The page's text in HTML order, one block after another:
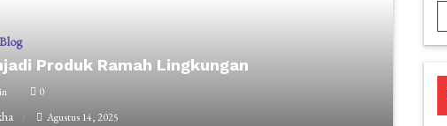
Blog
Produk Ramah Lingkungan
0
Agustus 14, 2025